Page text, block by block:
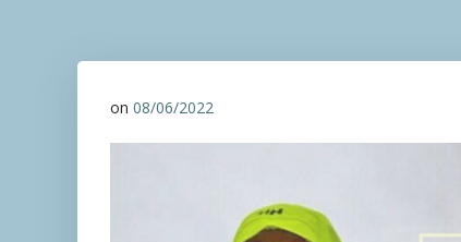
on 08/06/2022